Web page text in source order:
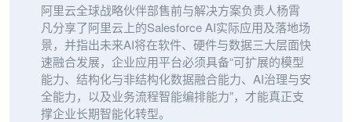
阿里云全球战略伙伴部售前与解决方案负责人杨霄
凡分享了阿里云上的Salesforce AI实际应用及落地场
景，并指出未来AI将在软件、硬件与数据三大层面快
速融合发展，企业应用平台必须具备“可扩展的模型
能力、结构化与非结构化数据融合能力、AI治理与安
全能力，以及业务流程智能编排能力”，才能真正支
撑企业长期智能化转型。